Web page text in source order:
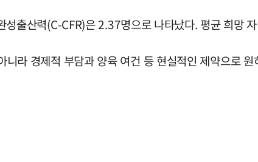
출산력(C-CFR)은 2.37명으로 나타났다. 평균 희망
라 경제적 부담과 양육 여건 등 현실적인 제약으로